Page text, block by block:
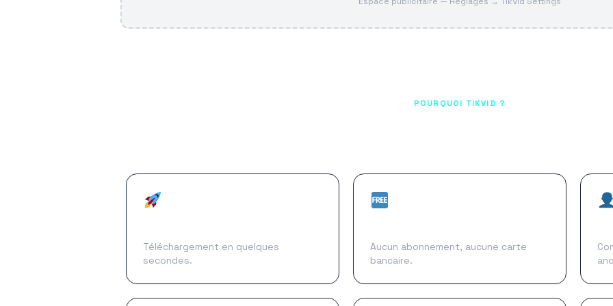
POURQUOI TIKVID ?
Téléchargement en quelques
secondes.
Aucun abonnement, aucune carte
bancaire.